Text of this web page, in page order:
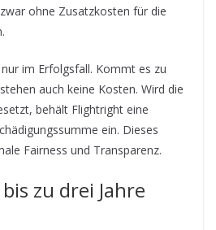
ohne Zusatzkosten für die
im Erfolgsfall. Kommt es zu
auch keine Kosten. Wird die
behält Flightright eine
ein. Dieses
Fairness und Transparenz.
zu drei Jahre